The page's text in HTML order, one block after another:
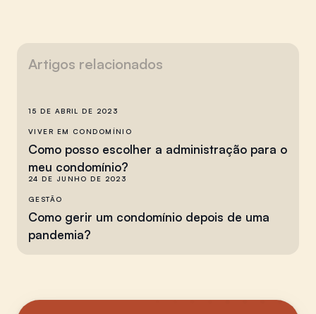
Artigos relacionados
15 DE ABRIL DE 2023
VIVER EM CONDOMÍNIO
Como posso escolher a administração para o
meu condomínio?
24 DE JUNHO DE 2023
GESTÃO
Como gerir um condomínio depois de uma
pandemia?